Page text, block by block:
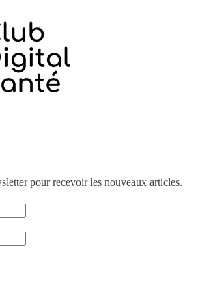
pour recevoir les nouveaux articles.